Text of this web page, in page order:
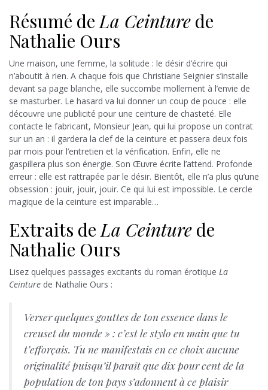
Résumé deLa Ceinture de
Nathalie Ours
Une maison, une femme, la solitude : le désir d’écrire qui
n’aboutit à rien. A chaque fois que Christiane Seignier s’installe
devant sa page blanche, elle succombe mollement à l’envie de
se masturber. Le hasard va lui donner un coup de pouce : elle
découvre une publicité pour une ceinture de chasteté. Elle
contacte le fabricant, Monsieur Jean, qui lui propose un contrat
sur un an : il gardera la clef de la ceinture et passera deux fois
par mois pour l’entretien et la vérification. Enfin, elle ne
gaspillera plus son énergie. Son Œuvre écrite l’attend. Profonde
erreur : elle est rattrapée par le désir. Bientôt, elle n’a plus qu’une
obsession : jouir, jouir, jouir. Ce qui lui est impossible. Le cercle
magique de la ceinture est imparable…
Extraits deLa Ceinture de
Nathalie Ours
Lisez quelques passages excitants du roman érotique La
Ceinture de Nathalie Ours :
Verser quelques gouttes de ton essence dans le
creuset du monde » : c’est le stylo en main que tu
t’efforçais. Tu ne manifestais en ce choix aucune
originalité puisqu’il paraît que dix pour cent de la
population de ton pays s’adonnent à ce plaisir